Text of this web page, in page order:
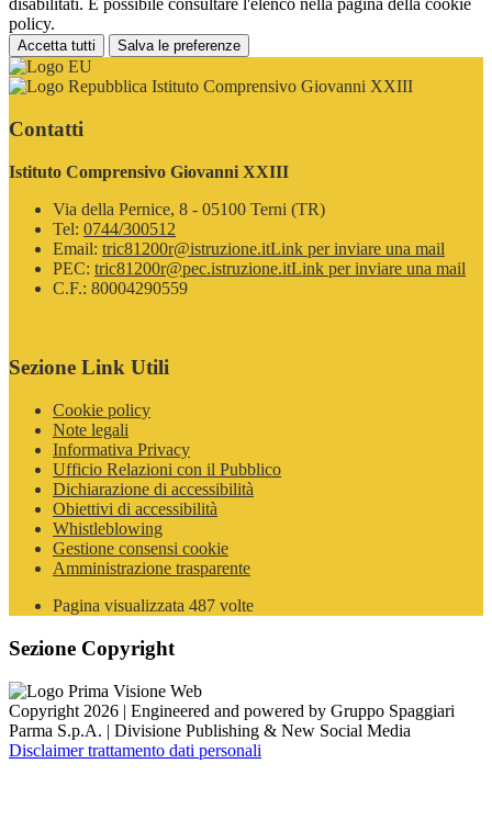
disabilitati. È possibile consultare l'elenco nella pagina della cookie
policy.
Accetta tutti Salva le preferenze
Istituto Comprensivo Giovanni XXIII
Contatti
Istituto Comprensivo Giovanni XXIII
Via della Pernice, 8 - 05100 Terni (TR)
Tel: 0744/300512
Email: tric81200r@istruzione.itLink per inviare una mail
PEC: tric81200r@pec.istruzione.itLink per inviare una mail
C.F.: 80004290559
Sezione Link Utili
Cookie policy
Note legali
Informativa Privacy
Ufficio Relazioni con il Pubblico
Dichiarazione di accessibilità
Obiettivi di accessibilità
Whistleblowing
Gestione consensi cookie
Amministrazione trasparente
Pagina visualizzata 487 volte
Sezione Copyright
Copyright 2026 | Engineered and powered by Gruppo Spaggiari
Parma S.p.A. | Divisione Publishing & New Social Media
Disclaimer trattamento dati personali